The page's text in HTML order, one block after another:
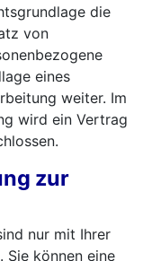
die
von
eines
weiter. Im
wird ein Vertrag
zur
nur mit Ihrer
Sie können eine